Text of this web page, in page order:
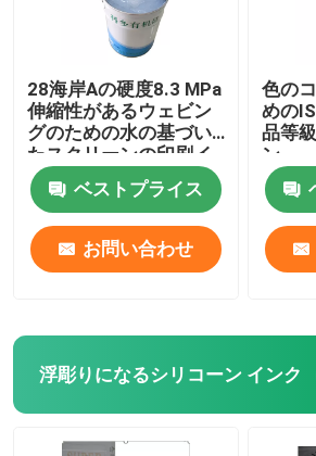
28海岸Aの硬度8.3 MPa
伸縮性があるウェビン
グのための水の基づい
たスクリーンの印刷イ
ンキ
ベストプライス
お問い合わせ
色の
めの
品等
ン
浮彫りになるシリコーン インク